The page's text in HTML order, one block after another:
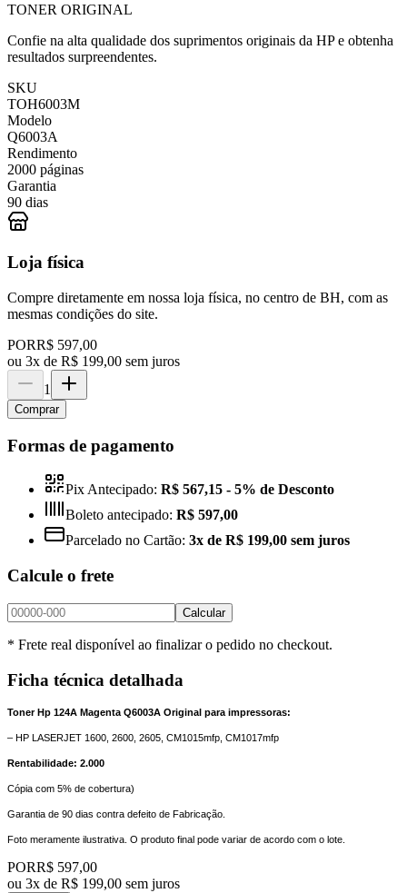
TONER ORIGINAL
Confie na alta qualidade dos suprimentos originais da HP e obtenha
resultados surpreendentes.
SKU
TOH6003M
Modelo
Q6003A
Rendimento
2000 páginas
Garantia
90 dias
Loja física
Compre diretamente em nossa loja física, no centro de BH, com as
mesmas condições do site.
PORR$ 597,00
ou 3x de R$ 199,00 sem juros
1
Comprar
Formas de pagamento
Pix Antecipado: R$ 567,15 - 5% de Desconto
Boleto antecipado: R$ 597,00
Parcelado no Cartão: 3x de R$ 199,00 sem juros
Calcule o frete
Calcular
* Frete real disponível ao finalizar o pedido no checkout.
Ficha técnica detalhada
Toner Hp 124A Magenta Q6003A Original para impressoras:
– HP LASERJET 1600, 2600, 2605, CM1015mfp, CM1017mfp
Rentabilidade: 2.000
Cópia com 5% de cobertura)
Garantia de 90 dias contra defeito de Fabricação.
Foto meramente ilustrativa. O produto final pode variar de acordo com o lote.
PORR$ 597,00
ou 3x de R$ 199,00 sem juros